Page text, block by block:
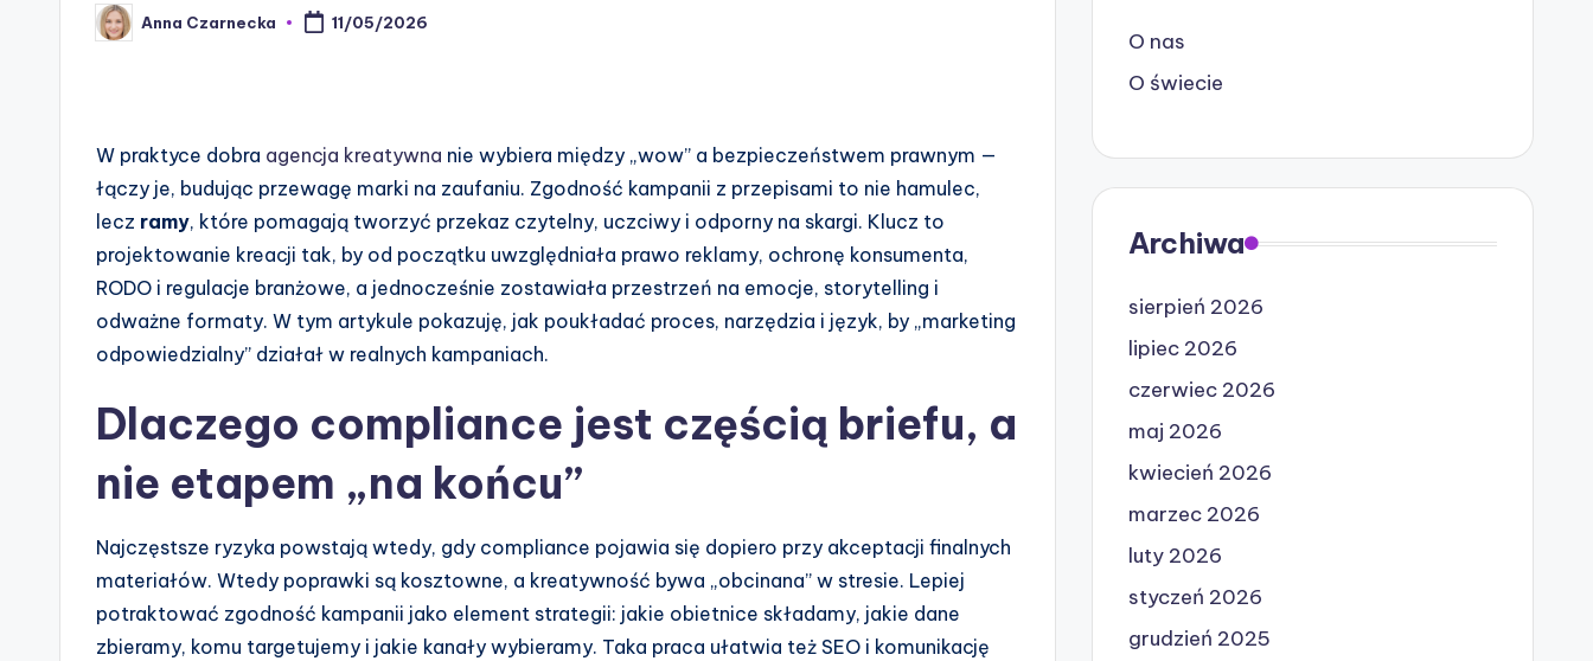
Posted
by
Anna Czarnecka 11/05/2026
W praktyce dobra agencja kreatywna nie wybiera między „wow” a bezpieczeństwem prawnym —
łączy je, budując przewagę marki na zaufaniu. Zgodność kampanii z przepisami to nie hamulec,
lecz ramy, które pomagają tworzyć przekaz czytelny, uczciwy i odporny na skargi. Klucz to
projektowanie kreacji tak, by od początku uwzględniała prawo reklamy, ochronę konsumenta,
RODO i regulacje branżowe, a jednocześnie zostawiała przestrzeń na emocje, storytelling i
odważne formaty. W tym artykule pokazuję, jak poukładać proces, narzędzia i język, by „marketing
odpowiedzialny” działał w realnych kampaniach.
Dlaczego compliance jest częścią briefu, a
nie etapem „na końcu”
Najczęstsze ryzyka powstają wtedy, gdy compliance pojawia się dopiero przy akceptacji finalnych
materiałów. Wtedy poprawki są kosztowne, a kreatywność bywa „obcinana” w stresie. Lepiej
potraktować zgodność kampanii jako element strategii: jakie obietnice składamy, jakie dane
zbieramy, komu targetujemy i jakie kanały wybieramy. Taka praca ułatwia też SEO i komunikację
O nas
O świecie
Archiwa
sierpień 2026
lipiec 2026
czerwiec 2026
maj 2026
kwiecień 2026
marzec 2026
luty 2026
styczeń 2026
grudzień 2025